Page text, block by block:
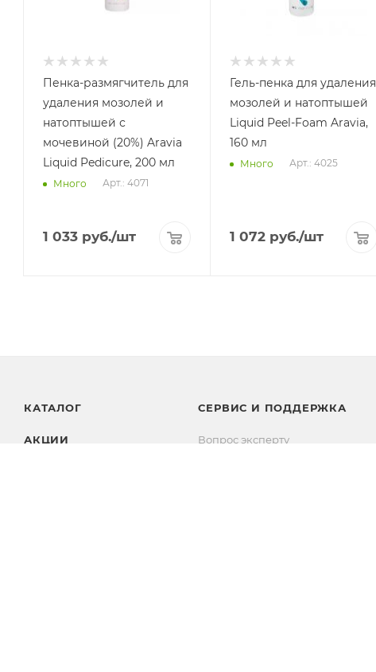
Пенка-размягчитель для
удаления мозолей и
натоптышей с
мочевиной (20%) Aravia
Liquid Pedicure, 200 мл
Много Арт.: 4071
1 033 руб./шт
Гель-пенка для удаления
мозолей и натоптышей
Liquid Peel-Foam Aravia,
160 мл
Много Арт.: 4025
1 072руб./шт
КАТАЛОГ
АКЦИИ
СЕРВИС И ПОДДЕРЖКА
Вопрос эксперту